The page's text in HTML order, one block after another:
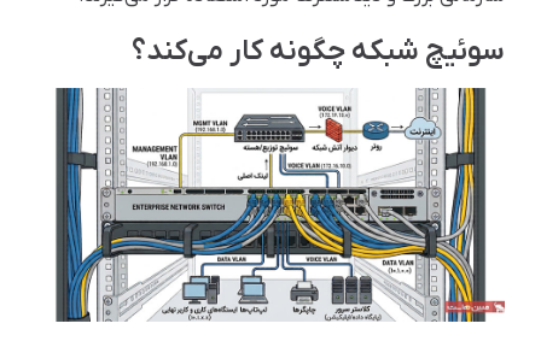
سوئیچ شبکه چگونه کار می‌کند؟